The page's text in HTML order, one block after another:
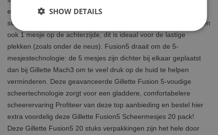
een groene tot een witte kleur wanneer de optimale
scheercondities afnemen. Gillette Fusion5 scheermesjes bevatten
ook 1 mesje op de achterzijde, dit is ideaal voor de lastige
plekken (zoals onder de neus). Fusion5 draait om de 5-
mesjestechnologie: de 5 mesjes zijn dichter bij elkaar geplaatst
dan bij Gillette Mach3 om te veel druk op de huid te helpen
verminderen. Deze geavanceerde Gillette Fusion 5-voudige
scheertechnologie zorgt voor een gladdere, comfortabelere
scheerervaring Profiteer van deze top aanbieding en bestel hier
extra voordelig deze Gillette Fusion5 Scheermesjes 20 pack!
Deze Gillette Fusion5 20 stuks verpakkingen zijn het hele door
SHOW DETAILS